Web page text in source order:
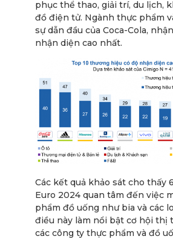
phục thể thao, giải trí, du lịch,
đồ điện tử. Ngành thực phẩm
sự dẫn đầu của Coca-Cola,
nhận diện cao nhất.
Các kết quả khảo sát cho thấy
Euro 2024 quan tâm đến việc
phẩm đồ uống như bia và các
điều này làm nổi bật cơ hội thị
các công ty thực phẩm và đồ